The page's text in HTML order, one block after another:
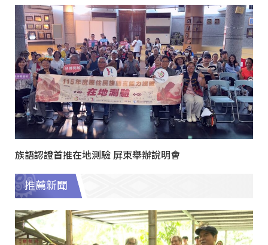
族語認證首推在地測驗 屏東舉辦說明會
推薦新聞